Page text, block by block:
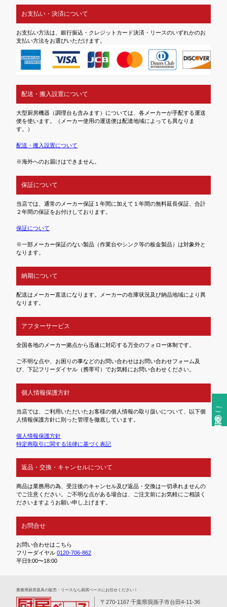
ご注文前の確認事項
お支払い・決済について
お支払い方法は、銀行振込・クレジットカード決済・リースのいずれかのお
支払い方法をお選びいただけます。
配送・搬入設置について
大型厨房機器（調理台も含みます）については、各メーカーが手配する運送
便を使います。（メーカー使用の運送便は配達地域によっても異なりま
す。）
配送・搬入設置について
※海外へのお届けはできません。
保証について
当店では、通常のメーカー保証１年間に加えて１年間の無料延長保証、合計
２年間の保証をお付けしております。
保証について
※一部メーカー保証のない製品（作業台やシンク等の板金製品）は対象外と
なります。
納期について
配送はメーカー直送になります。メーカーの在庫状況及び納品地域により異
なります。
アフターサービス
全国各地のメーカー拠点から迅速に対応する万全のフォロー体制です。
ご不明な点や、お困りの事などのお問い合わせはお問い合わせフォーム及
び、下記フリーダイヤル（携帯可）でお気軽にお問い合わせください。
個人情報保護方針
当店では、ご利用いただいたお客様の個人情報の取り扱いについて、以下個
人情報保護方針に則った管理を徹底しています。
個人情報保護方針
特定商取引に関する法律に基づく表記
返品・交換・キャンセルについて
商品は業務用の為、受注後のキャンセル及び返品・交換は一切承れませんの
でご注意ください。ご不明な点がある場合は、ご注文前にお気軽にご相談く
ださいますようお願い申し上げます。
お問合せ
お問い合わせはこちら
フリーダイヤル0120-706-862
平日9:00〜18:00
業務⽤厨房器具の販売・リースなら厨房ベースにお任せください！
〒270-1167 千葉県我孫子市台田4-11-36